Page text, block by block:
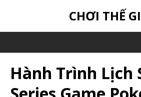
CHƠI THẾ
Hành Trình Lịch